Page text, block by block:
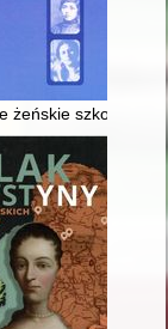
swoich i
żeńskie szkoły